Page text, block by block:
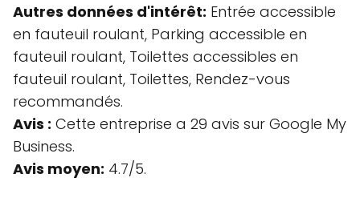
Autres données d'intérêt: Entrée accessible
en fauteuil roulant, Parking accessible en
fauteuil roulant, Toilettes accessibles en
fauteuil roulant, Toilettes, Rendez-vous
recommandés.
Avis : Cette entreprise a 29 avis sur Google My
Business.
Avis moyen: 4.7/5.